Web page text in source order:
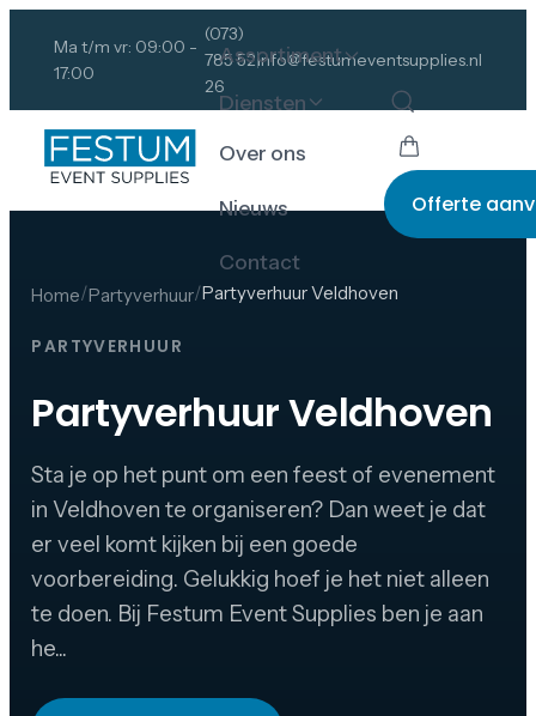
Ma t/m vr: 09:00 -
17:00
(073)
785 52
26
info@festumeventsupplies.nl
Assortiment
Diensten
Over ons
Nieuws
Contact
Offerte
Home/Partyverhuur/Partyverhuur Veldhoven
PARTYVERHUUR
Partyverhuur Veldhoven
Sta je op het punt om een feest of evenement
in Veldhoven te organiseren? Dan weet je dat
er veel komt kijken bij een goede
voorbereiding. Gelukkig hoef je het niet alleen
te doen. Bij Festum Event Supplies ben je aan
he...